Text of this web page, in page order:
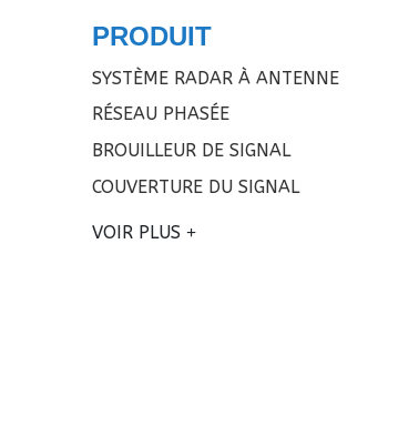
PRODUIT
SYSTÈME RADAR À ANTENNE
RÉSEAU PHASÉE
BROUILLEUR DE SIGNAL
COUVERTURE DU SIGNAL
VOIR PLUS